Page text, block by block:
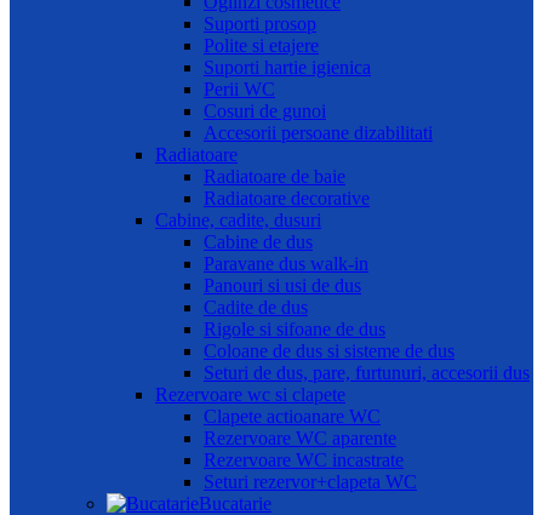
Suporti prosop
Polite si etajere
Suporti hartie igienica
Perii WC
Cosuri de gunoi
Accesorii persoane dizabilitati
Radiatoare
Radiatoare de baie
Radiatoare decorative
Cabine, cadite, dusuri
Cabine de dus
Paravane dus walk-in
Panouri si usi de dus
Cadite de dus
Rigole si sifoane de dus
Coloane de dus si sisteme de dus
Seturi de dus, pare, furtunuri, accesorii dus
Rezervoare wc si clapete
Clapete actioanare WC
Rezervoare WC aparente
Rezervoare WC incastrate
Seturi rezervor+clapeta WC
Bucatarie